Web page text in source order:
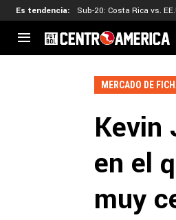
Es tendencia: Sub-20: Costa Rica vs.
CENTROAMÉRICA
El Salvador
Liga
MLS
MERCADO DE
Kevin
en el
muy